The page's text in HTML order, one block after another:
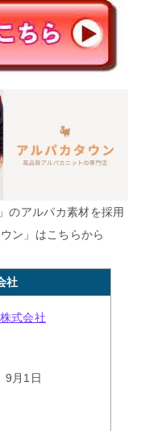
のアルパカ素材を採用
ン」はこちらから
社
式会社
9月1日